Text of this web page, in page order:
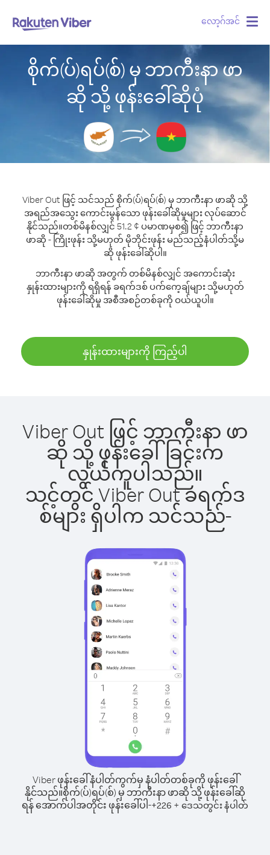
လော့ဂ်အင်
စိုက်(ပ်)ရပ်(စ်) မှ ဘာကီးနာ ဖာ
ဆို သို့ ဖုန်းခေါ်ဆိုပုံ
Viber Out ဖြင့် သင်သည် စိုက်(ပ်)ရပ်(စ်) မှ ဘာကီးနာ ဖာဆို သို့
အရည်အသွေး ကောင်းမွန်သော ဖုန်းခေါ်ဆိုမှုများ လုပ်ဆောင်
နိုင်သည်။တစ်မိနစ်လျှင် 51.2 ¢ ပမာဏမှစ၍ ဖြင့် ဘာကီးနာ
ဖာဆို - ကြိုးဖုန်း သို့မဟုတ် မိုဘိုင်းဖုန်း မည်သည့်နံပါတ်သို့မ
ဆို ဖုန်းခေါ်ဆိုပါ။
ဘာကီးနာ ဖာဆို အတွက် တစ်မိနစ်လျှင် အကောင်းဆုံး
နှုန်းထားများကို ရရှိရန် ခရက်ဒစ် ပက်ကေ့ချ်များ သို့မဟုတ်
ဖုန်းခေါ်ဆိုမှု အစီအစဉ်တစ်ခုကို ဝယ်ယူပါ။
နှုန်းထားများကို ကြည့်ပါ
Viber Out ဖြင့် ဘာကီးနာ ဖာ
ဆို သို့ ဖုန်းခေါ်ခြင်းက
လွယ်ကူပါသည်။
သင့်တွင် Viber Out ခရက်ဒ
စ်များ ရှိပါက သင်သည်-
Viber ဖုန်းခေါ်နံပါတ်ကွက်မှ နံပါတ်တစ်ခုကို ဖုန်းခေါ်
နိုင်သည်။စိုက်(ပ်)ရပ်(စ်) မှ ဘာကီးနာ ဖာဆို သို့ ဖုန်းခေါ်ဆို
ရန် အောက်ပါအတိုင်း ဖုန်းခေါ်ပါ-+226 + ဒေသတွင်း နံပါတ်